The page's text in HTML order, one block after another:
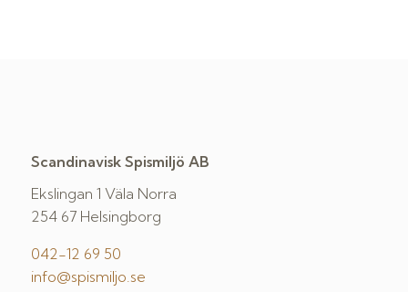
Scandinavisk Spismiljö AB
Ekslingan 1 Väla Norra
254 67 Helsingborg
042-12 69 50
info@spismiljo.se